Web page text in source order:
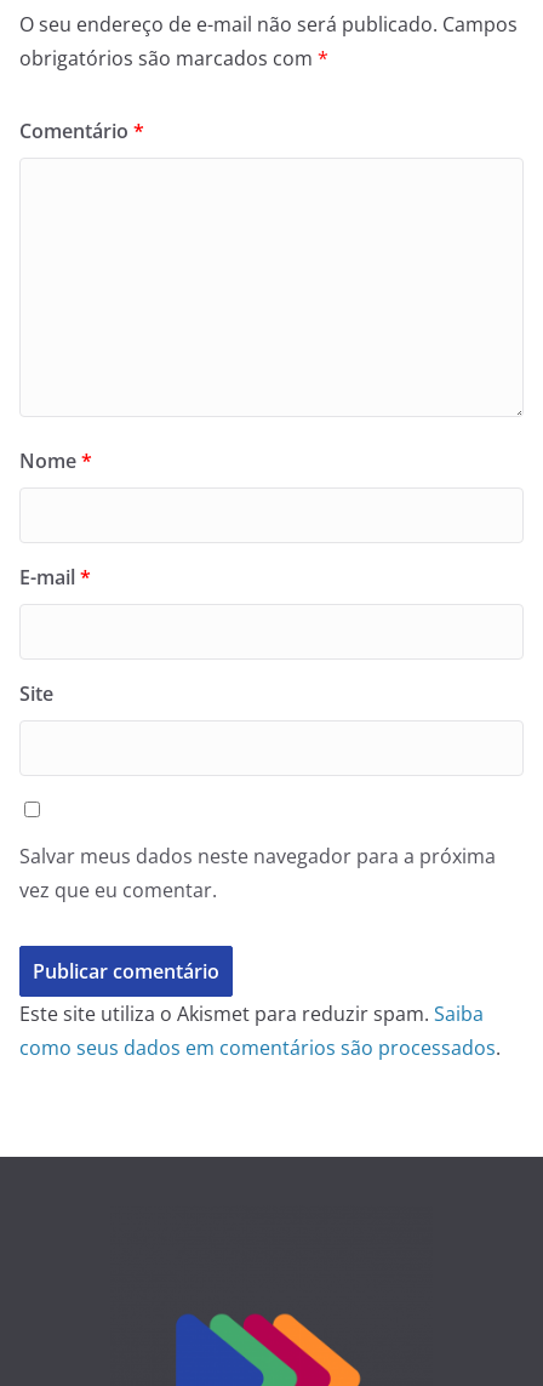
O seu endereço de e-mail não será publicado. Campos
obrigatórios são marcados com *
Comentário *
Nome*
E-mail*
Site
Salvar meus dados neste navegador para a próxima
vez que eu comentar.
Este site utiliza o Akismet para reduzir spam. Saiba
como seus dados em comentários são processados.